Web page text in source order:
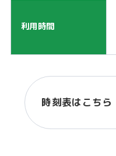
利用時間
時刻表はこちら